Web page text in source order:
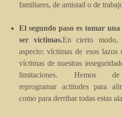
familiares, de amistad o de
El segundo paso es tomar
ser víctimas.En cierto modo,
aspecto: víctimas de esos lazos
víctimas de nuestras
limitaciones. Hemos
reprogramar actitudes para
como para derribar todas estas